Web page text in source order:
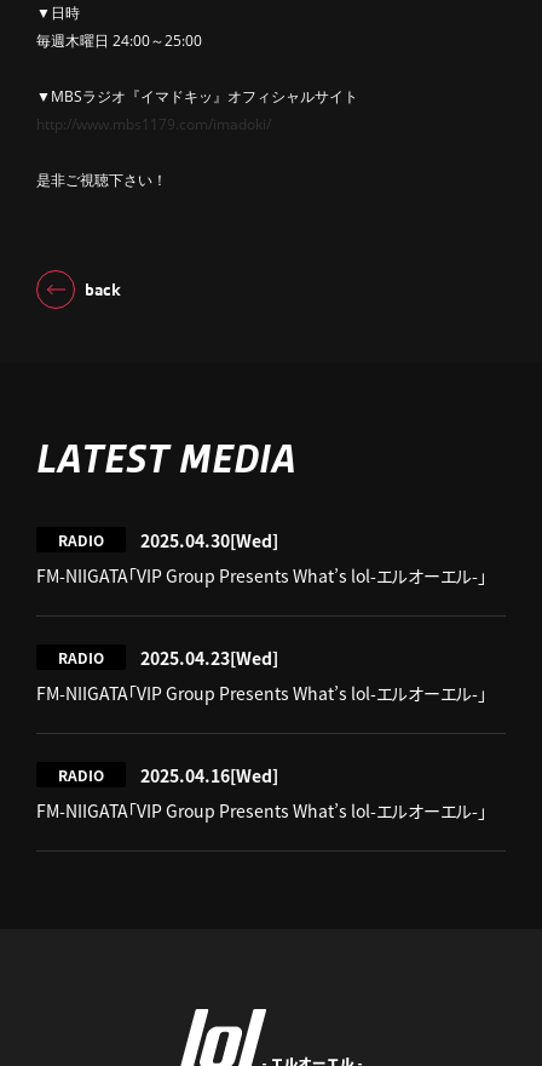
▼日時
毎週木曜日 24:00～25:00
▼MBSラジオ『イマドキッ』オフィシャルサイト
http://www.mbs1179.com/imadoki/
是非ご視聴下さい！
back
LATEST MEDIA
RADIO 2025.04.30[Wed]
FM-NIIGATA「VIP Group Presents What’s lol-エルオーエル-」
RADIO 2025.04.23[Wed]
FM-NIIGATA「VIP Group Presents What’s lol-エルオーエル-」
RADIO 2025.04.16[Wed]
FM-NIIGATA「VIP Group Presents What’s lol-エルオーエル-」